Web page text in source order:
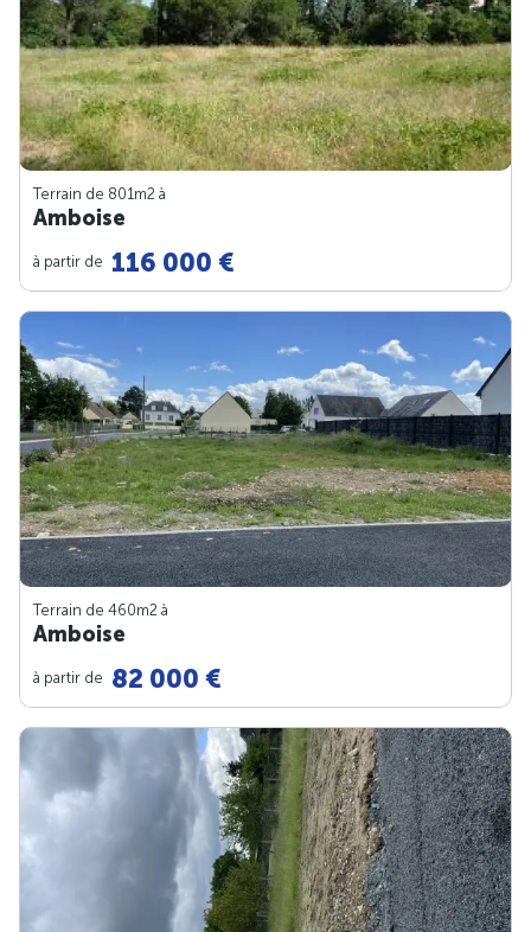
Terrain de 801m2 à
Amboise
à partir de 116 000 €
Terrain de 460m2 à
Amboise
à partir de 82 000 €